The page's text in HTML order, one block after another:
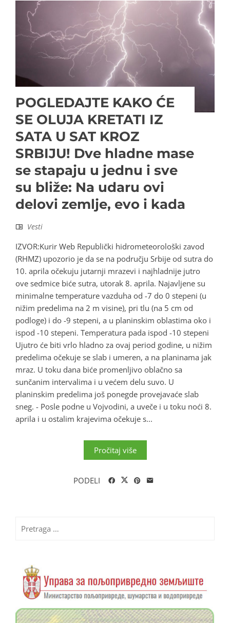
POGLEDAJTE KAKO ĆE
SE OLUJA KRETATI IZ
SATA U SAT KROZ
SRBIJU! Dve hladne mase
se stapaju u jednu i sve
su bliže: Na udaru ovi
delovi zemlje, evo i kada
Vesti
IZVOR:Kurir Web Republički hidrometeorološki zavod
(RHMZ) upozorio je da se na području Srbije od sutra do
10. aprila očekuju jutarnji mrazevi i najhladnije jutro
ove sedmice biće sutra, utorak 8. aprila. Najavljene su
minimalne temperature vazduha od -7 do 0 stepeni (u
nižim predelima na 2 m visine), pri tlu (na 5 cm od
podloge) i do -9 stepeni, a u planinskim oblastima oko i
ispod -10 stepeni. Temperatura pada ispod -10 stepeni
Ujutro će biti vrlo hladno za ovaj period godine, u nižim
predelima očekuje se slab i umeren, a na planinama jak
mraz. U toku dana biće promenljivo oblačno sa
sunčanim intervalima i u većem delu suvo. U
planinskim predelima još ponegde provejavaće slab
sneg. - Posle podne u Vojvodini, a uveče i u toku noći 8.
aprila i u ostalim krajevima očekuje s...
Pročitaj više
PODELI
za: